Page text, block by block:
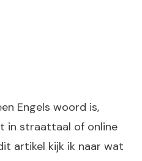
Engels woord is,
in straattaal of online
artikel kijk ik naar wat